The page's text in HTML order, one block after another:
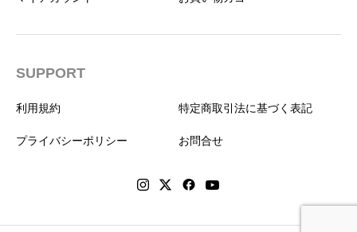
SUPPORT
利用規約 特定商取引法に基づく表記
プライバシーポリシー お問合せ